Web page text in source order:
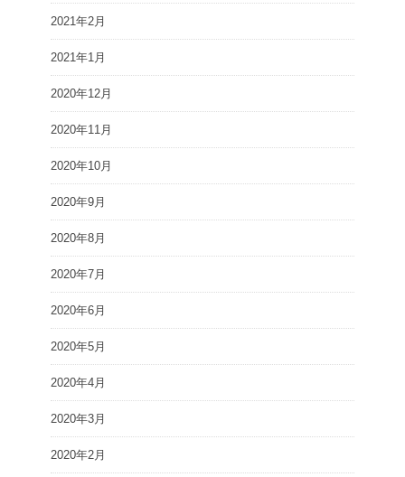
2021年2月
2021年1月
2020年12月
2020年11月
2020年10月
2020年9月
2020年8月
2020年7月
2020年6月
2020年5月
2020年4月
2020年3月
2020年2月